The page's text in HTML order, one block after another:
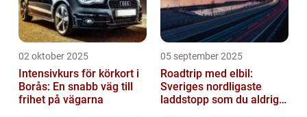
02 oktober 2025
Intensivkurs för körkort i
Borås: En snabb väg till
frihet på vägarna
05 september 2025
Roadtrip med elbil:
Sveriges nordligaste
laddstopp som du aldrig